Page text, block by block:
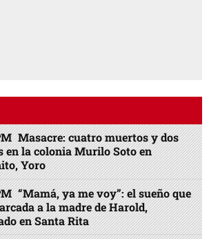
Masacre: cuatro muertos y dos
en la colonia Murilo Soto en
Yoro
“Mamá, ya me voy”: el sueño que
a la madre de Harold,
en Santa Rita